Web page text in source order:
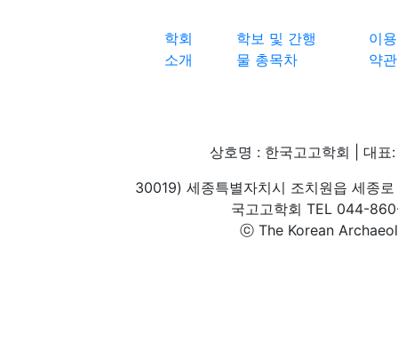
학회
소개
학보 및 간행
물 총목차
이용
약관
상호명 : 한국고고학회 | 대
30019) 세종특별자치시 조치원읍 세종
국고고학회 TEL 044-
ⓒ The Korean